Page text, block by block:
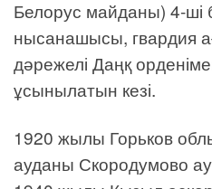
Белорус майданы) 4-ші
нысанашысы, гвардия
дәрежелі Даңқ
ұсынылатын кезі.
1920 жылы Горьков
ауданы Скородумово